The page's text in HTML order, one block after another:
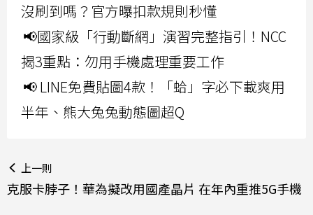
沒刷到嗎？官方曝扣款規則秒懂
📢國家級「行動斷網」演習完整指引！NCC
揭3重點：勿用手機處理重要工作
📢 LINE免費貼圖4款！「蛤」字必下載爽用
半年、熊大兔兔動態圖超Q
上一則
克服卡脖子！華為擬改用國產晶片 在年內重推5G手機